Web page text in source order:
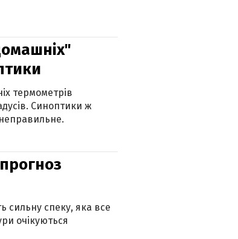
термометрів
Синоптики ж
сильну спеку, яка все
очікуються